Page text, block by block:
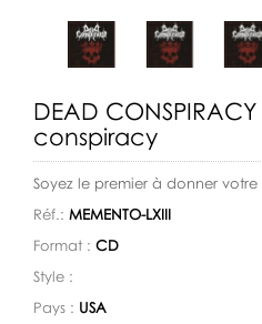
DEAD
conspiracy
Soyez le premier à donner votre
Réf.: MEMENTO-LXIII
Format : CD
Style :
Pays : USA